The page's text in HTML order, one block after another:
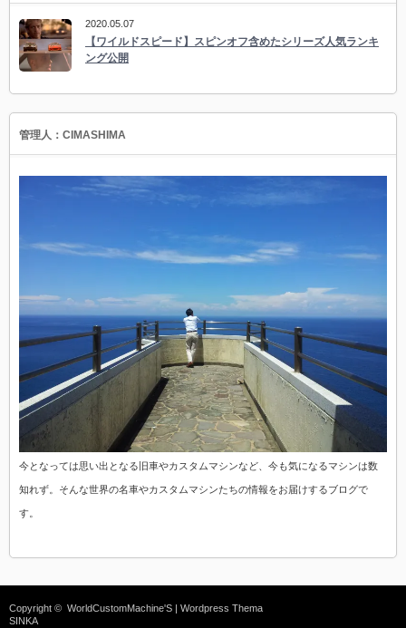
2020.05.07
【ワイルドスピード】スピンオフ含めたシリーズ人気ランキ
ング公開
管理人：CIMASHIMA
今となっては思い出となる旧車やカスタムマシンなど、今も気になるマシンは数
知れず。そんな世界の名車やカスタムマシンたちの情報をお届けするブログで
す。
Copyright © WorldCustomMachine'S | Wordpress Thema
SINKA